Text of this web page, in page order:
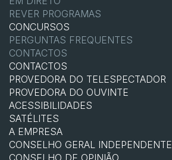
REVER PROGRAMAS
CONCURSOS
PERGUNTAS FREQUENTES
CONTACTOS
CONTACTOS
PROVEDORA DO TELESPECTADOR
PROVEDORA DO OUVINTE
ACESSIBILIDADES
SATÉLITES
A EMPRESA
CONSELHO GERAL INDEPENDENTE